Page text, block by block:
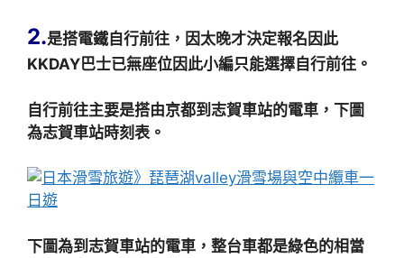
2.是搭電鐵自行前往，因太晚才決定報名因此
KKDAY巴士已無座位因此小編只能選擇自行前往。
自行前往主要是搭由京都到志賀車站的電車，下圖
為志賀車站時刻表。
下圖為到志賀車站的電車，整台車都是綠色的相當